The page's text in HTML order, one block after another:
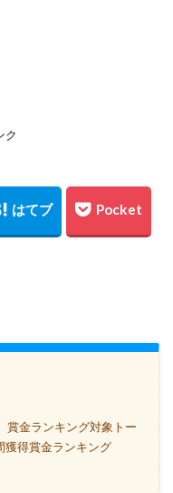
ク
賞金ランキング対象トー
獲得賞金ランキング